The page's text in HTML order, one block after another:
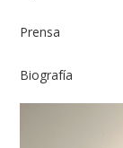
Prensa
Biografía